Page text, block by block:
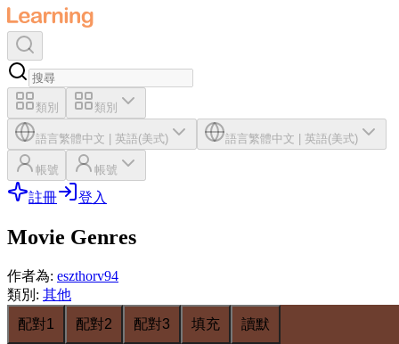
類別 類別
語言繁體中文 英語(美式) 語言繁體中文 英語(美式)
帳號 帳號
註冊 登入
Movie Genres
作者為: eszthorv94
類別 : 其他
配對1
配對2 配對3 填充 讀默